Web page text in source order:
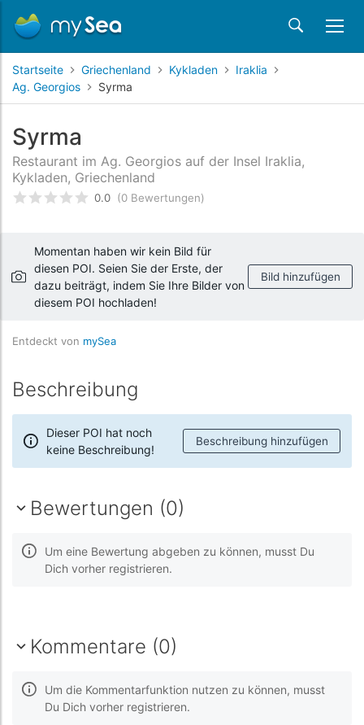
Startseite Griechenland Kykladen
Iraklia
Ag. Georgios
Syrma
Syrma
Restaurant im Ag. Georgios auf der Insel Iraklia,
Kykladen, Griechenland
bewertet0 /5 beyogen auf
0.0 (0 Bewertungen)
Momentan haben wir kein Bild für
diesen POI. Seien Sie der Erste, der
dazu beiträgt, indem Sie Ihre Bilder von
diesem POI hochladen!
Bild hinzufügen
Entdeckt von mySea
Beschreibung
Dieser POI hat noch
keine Beschreibung!
Beschreibung hinzufügen
Bewertungen (0)
Um eine Bewertung abgeben zu können, musst Du
Dich vorher registrieren.
Kommentare (0)
Um die Kommentarfunktion nutzen zu können, musst
Du Dich vorher registrieren.